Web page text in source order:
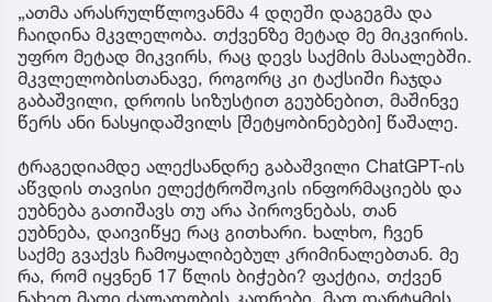
„ათმა არასრულწლოვანმა 4 დღეში დაგეგმა და
ჩაიდინა მკვლელობა. თქვენზე მეტად მე მიკვირის.
უფრო მეტად მიკვირს, რაც დევს საქმის მასალებში.
მკვლელობისთანავე, როგორც კი ტაქსიში ჩაჯდა
გაბაშვილი, დროის სიზუსტით გეუბნებით, მაშინვე
წერს ანი ნასყიდაშვილს [შეტყობინებები] წაშალე.
ტრაგედიამდე ალექსანდრე გაბაშვილი ChatGPT-ის
აწვდის თავისი ელექტროშოკის ინფორმაციებს და
ეუბნება გათიშავს თუ არა პიროვნებას, თან
ეუბნება, დაივიწყე რაც გითხარი. ხალხო, ჩვენ
საქმე გვაქვს ჩამოყალიბებულ კრიმინალებთან. მე
რა, რომ იყვნენ 17 წლის ბიჭები? ფაქტია, თქვენ